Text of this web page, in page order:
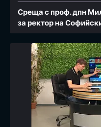
Среща с проф. дпн
за ректор на